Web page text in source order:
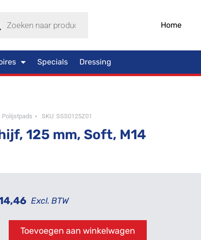
Home
Specials Dressing
Polijstpads SKU:SSS0125Z01
125 mm, Soft, M14
Excl. BTW
Toevoegen aan winkelwagen